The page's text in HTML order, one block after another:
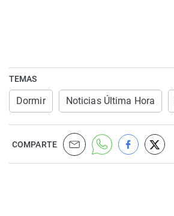
TEMAS
Dormir Noticias Última Hora
COMPARTE